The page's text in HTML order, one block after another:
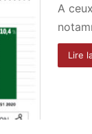
A
Lire